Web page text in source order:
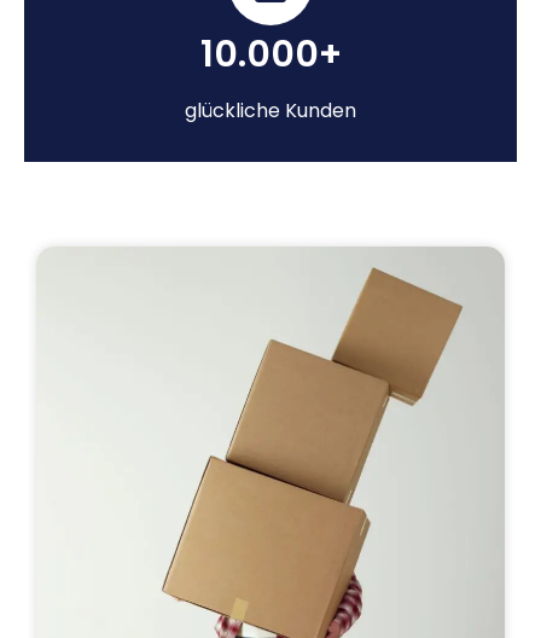
10.000+
glückliche Kunden